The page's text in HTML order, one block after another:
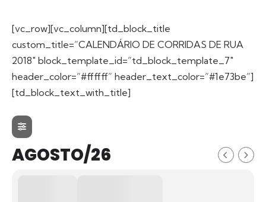
[vc_row][vc_column][td_block_title
custom_title=”CALENDÁRIO DE CORRIDAS DE RUA
2018″ block_template_id=”td_block_template_7″
header_color=”#ffffff” header_text_color=”#1e73be”]
[td_block_text_with_title]
AGOSTO/26